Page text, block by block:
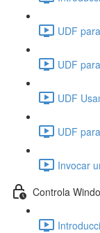
UDF
UDF
UDF
UDF
Invocar
Controla